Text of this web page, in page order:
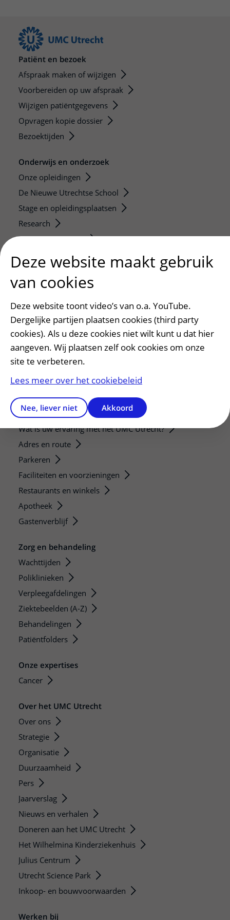
Patiënt en bezoek
Afspraak maken of wijzigen
Voorbereiden op uw afspraak
Wijzigen patiëntgegevens
Opvragen kopie dossier
Bezoektijden
Onderwijs en onderzoek
Onze opleidingen
De Nieuwe Utrechtse School
Stage en opleidingsplaatsen
Research
Strategic programs
Research groups
Researchers
Research technologies
Verwijzers
Mijn patiënt verwijzen
Teleconsult aanvragen
Diagnostiek aanvragen
Service, contact en faciliteiten
Contact
Wat is uw ervaring met het UMC Utrecht?
Adres en route
Parkeren
Faciliteiten en voorzieningen
Restaurants en winkels
Apotheek
Gastenverblijf
Zorg en behandeling
Wachttijden
Poliklinieken
Verpleegafdelingen
Ziektebeelden (A-Z)
Behandelingen
Patiëntfolders
Onze expertises
Cancer
Over het UMC Utrecht
Over ons
Strategie
Organisatie
Duurzaamheid
Pers
Jaarverslag
Nieuws en verhalen
Doneren aan het UMC Utrecht
Het Wilhelmina Kinderziekenhuis
Julius Centrum
Utrecht Science Park
Inkoop- en bouwvoorwaarden
Werken bij
Deze website maakt gebruik
van cookies
Deze website toont video’s van o.a. YouTube.
Dergelijke partijen plaatsen cookies (third party
cookies). Als u deze cookies niet wilt kunt u dat hier
aangeven. Wij plaatsen zelf ook cookies om onze
site te verbeteren.
Lees meer over het cookiebeleid
Nee, liever niet Akkoord